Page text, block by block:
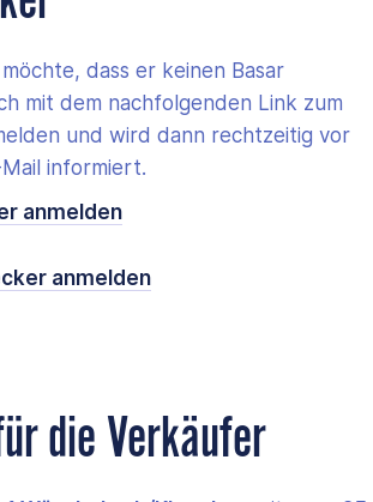
dass er keinen Basar
mit dem nachfolgenden Link zum
und wird dann rechtzeitig vor
informiert.
anmelden
anmelden
die Verkäufer